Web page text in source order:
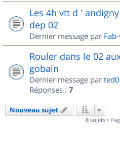
Les 4h vtt d '
dep 02
Dernier message par
Rouler dans le 02
gobain
Dernier message par
Réponses : 7
Nouveau sujet
8 sujets •